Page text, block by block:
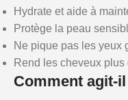
Hydrate et aide à
Protège la peau
Ne pique pas les yeux
Rend les cheveux
Comment agit-